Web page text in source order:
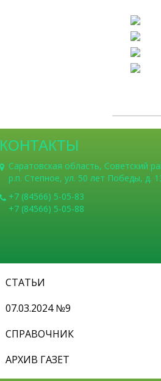
КОНТАКТЫ
Саратовская область, Советский
р.п. Степное, ул. 50 лет Победы, д.
+7 (84566) 5-05-83
+7 (84566) 5-05-88
СТАТЬИ
07.03.2024 №9
СПРАВОЧНИК
АРХИВ ГАЗЕТ